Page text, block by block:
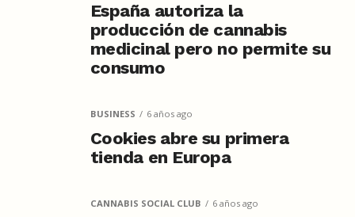
España autoriza la
producción de cannabis
medicinal pero no permite su
consumo
BUSINESS 6 años ago
Cookies abre su primera
tienda en Europa
CANNABIS SOCIAL CLUB 6 años ago